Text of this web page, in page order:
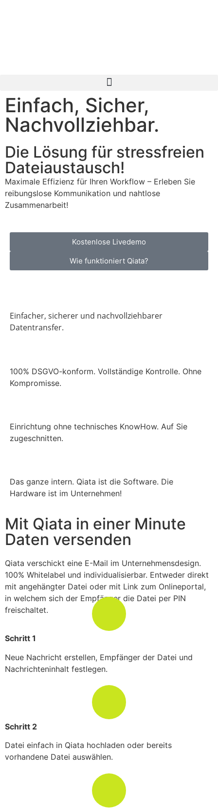
Einfach, Sicher,
Nachvollziehbar.
Die Lösung für stressfreien
Dateiaustausch!
Maximale Effizienz für Ihren Workflow – Erleben Sie
reibungslose Kommunikation und nahtlose
Zusammenarbeit!
Kostenlose Livedemo
Wie funktioniert Qiata?
Einfacher, sicherer und nachvollziehbarer
Datentransfer.
100% DSGVO-konform. Vollständige Kontrolle. Ohne
Kompromisse.
Einrichtung ohne technisches KnowHow. Auf Sie
zugeschnitten.
Das ganze intern. Qiata ist die Software. Die
Hardware ist im Unternehmen!
Mit Qiata in einer Minute
Daten versenden
Qiata verschickt eine E-Mail im Unternehmensdesign.
100% Whitelabel und individualisierbar. Entweder direkt
mit angehängter Datei oder mit Link zum Onlineportal,
in welchem sich der Empfänger die Datei per PIN
freischaltet.
Schritt 1
Neue Nachricht erstellen, Empfänger der Datei und
Nachrichteninhalt festlegen.
Schritt 2
Datei einfach in Qiata hochladen oder bereits
vorhandene Datei auswählen.